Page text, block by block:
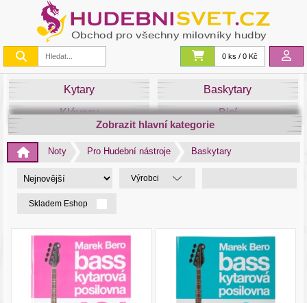
0 ks / 0 Kč
Kytary
Baskytary
Klávesy
Bicí
Smyčce
Dechy
Světla
Zvuk&Studio
Zobrazit hlavní kategorie
Noty Pro Hudební nástroje Baskytary
Výrobci
Skladem Eshop